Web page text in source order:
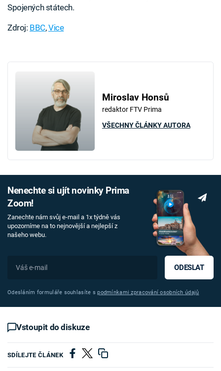
Spojených státech.
Zdroj: BBC,Vice
Miroslav Honsů
redaktor FTV Prima
VŠECHNY ČLÁNKY AUTORA
Nenechte si ujít novinky Prima
Zoom!
Zanechte nám svůj e-mail a 1x týdně vás
upozorníme na to nejnovější a nejlepší z
našeho webu.
ODESLAT
Odesláním formuláře souhlasíte spodmínkami zpracování osobních údajů
Vstoupit do diskuze
SDÍLEJTE ČLÁNEK